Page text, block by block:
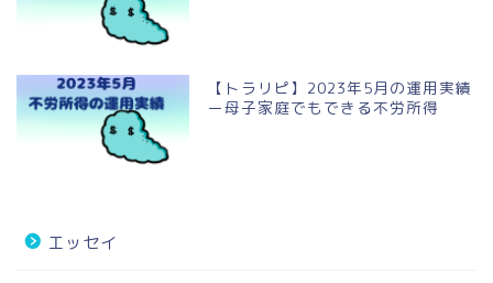
【トラリピ】2023年5月の運用実績
ー母子家庭でもできる不労所得
エッセイ